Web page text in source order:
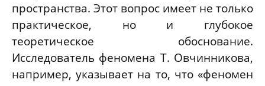
пространства. Этот вопрос имеет не только
практическое, но и глубокое
теоретическое обоснование.
Исследователь феномена Т. Овчинникова,
например, указывает на то, что «феномен